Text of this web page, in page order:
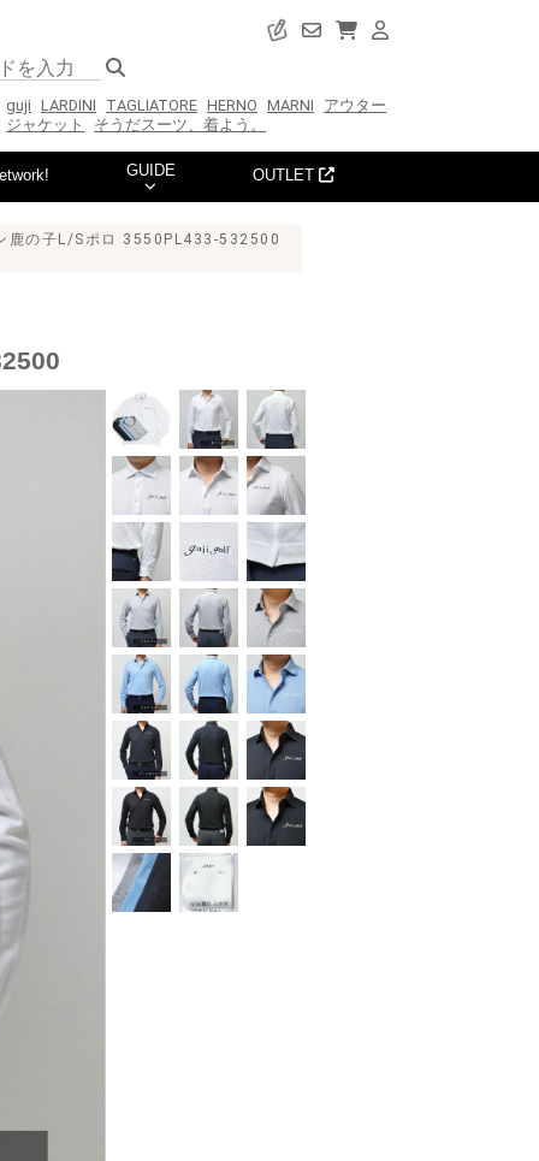
guji LARDINI TAGLIATORE HERNO MARNI
アウター
ジャケット
そうだスーツ、着よう。
GUIDE OUTLET
鹿の子L/Sポロ 3550PL433-532500